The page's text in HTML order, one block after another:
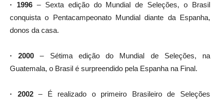
· 1996– Sexta edição do Mundial de Seleções, o Brasil
conquista o Pentacampeonato Mundial diante da Espanha,
donos da casa.
· 2000 – Sétima edição do Mundial de Seleções, na
Guatemala, o Brasil é surpreendido pela Espanha na Final.
· 2002– É realizado o primeiro Brasileiro de Seleções